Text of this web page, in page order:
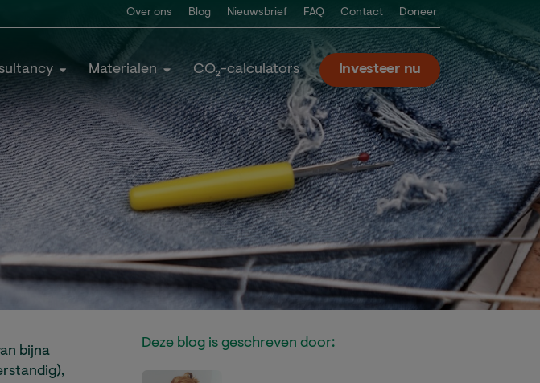
Over ons Blog Nieuwsbrief FAQ Contact Doneer
Materialen CO₂-calculators Investeer nu
bijna
Deze blog is geschreven door: